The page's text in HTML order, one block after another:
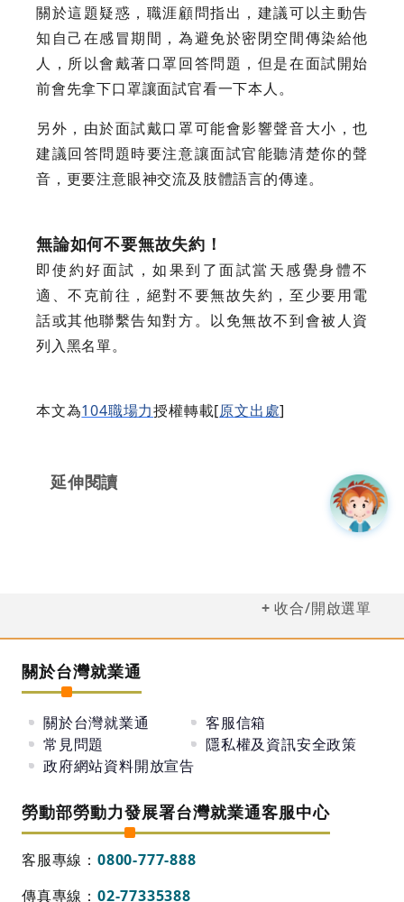
關於這題疑惑，職涯顧問指出，建議可以主動告
知自己在感冒期間，為避免於密閉空間傳染給他
人，所以會戴著口罩回答問題，但是在面試開始
前會先拿下口罩讓面試官看一下本人。
另外，由於面試戴口罩可能會影響聲音大小，也
建議回答問題時要注意讓面試官能聽清楚你的聲
音，更要注意眼神交流及肢體語言的傳達。
無論如何不要無故失約！
即使約好面試，如果到了面試當天感覺身體不
適、不克前往，絕對不要無故失約，至少要用電
話或其他聯繫告知對方。以免無故不到會被人資
列入黑名單。
本文為104職場力授權轉載[原文出處]
延伸閱讀
收合/開啟選單
關於台灣就業通
關於台灣就業通
客服信箱
常見問題
隱私權及資訊安全政策
政府網站資料開放宣告
勞動部勞動力發展署台灣就業通客服中心
客服專線： 0800-777-888
傳真專線： 02-77335388